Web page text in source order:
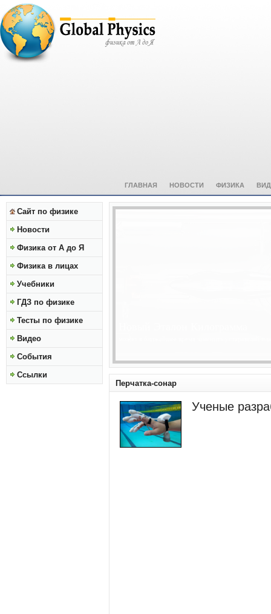
ГЛАВНАЯ НОВОСТИ ФИЗИКА
Сайт по физике
Новости
Физика от А до Я
Физика в лицах
Учебники
ГДЗ по физике
Тесты по физике
Видео
События
Ссылки
Перчатка-сонар
Ученые